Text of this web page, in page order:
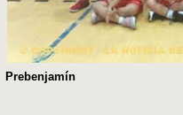
Prebenjamín